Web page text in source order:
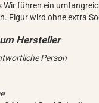
Wir führen ein
Figur wird ohne extra
Person